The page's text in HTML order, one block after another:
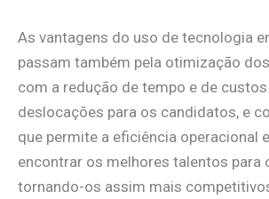
As vantagens do uso de tecnologia
passam também pela otimização
com a redução de tempo e de
deslocações para os candidatos, e
que permite a eficiência operacional
encontrar os melhores talentos para
tornando-os assim mais